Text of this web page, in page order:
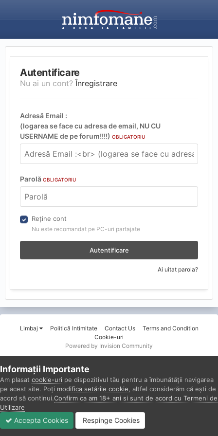
Autentificare
Nu ai un cont? Înregistrare
Adresă Email :
(logarea se face cu adresa de email, NU CU
USERNAME de pe forum!!!!) OBLIGATORIU
Parolă OBLIGATORIU
Reține cont
Nu este recomandat pe PC-uri partajate
Autentificare
Ai uitat parola?
Limbaj Politică Intimitate Contact Us
Terms and Condition
Cookie-uri
Powered by Invision Community
Informații Importante
Am plasat cookie-uri pe dispozitivul tău pentru a îmbunătății navigarea
pe acest site. Poți modifica setările cookie , altfel considerăm că ești de
acord să continui.Confirm ca am 18+ ani si sunt de acord cu Termeni de
Utilizare
Accepta Cookies Respinge Cookies
Înregistrare